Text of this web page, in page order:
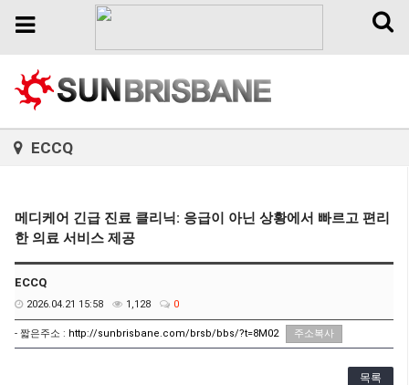
Toggle
Toggle
ECCQ
메디케어 긴급 진료 클리닉: 응급이 아닌 상황에서 빠르고 편리
한 의료 서비스 제공
ECCQ
2026.04.21 15:58 1,128 0
- 짧은주소 : http://sunbrisbane.com/brsb/bbs/?t=8M02 주소복사
목록